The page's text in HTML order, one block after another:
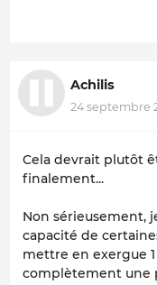
Achilis
24 septembre
Cela devrait plutôt
finalement...
Non sérieusement,
capacité de
mettre en exergue
complètement une